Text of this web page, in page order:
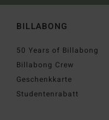
BILLABONG
50 Years of Billabong
Billabong Crew
Geschenkkarte
Studentenrabatt